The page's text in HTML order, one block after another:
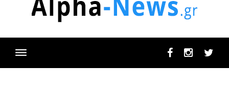
FacebookInstagram